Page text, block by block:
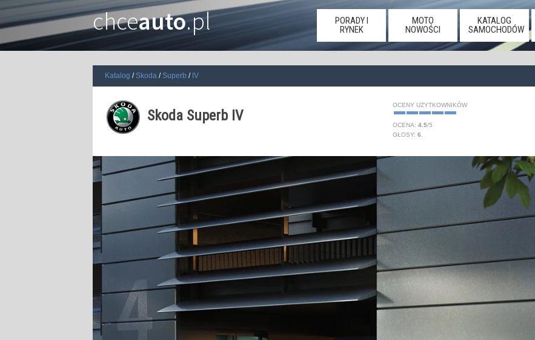
chceauto.pl
PORADY I
RYNEK
MOTO
NOWOŚCI
KATALOG
SAMOCHODÓW
Katalog Skoda Superb IV
Skoda Superb IV
OCENY UŻYTKOWNIKÓW
OCENA: 4.5/5
GŁOSY: 6